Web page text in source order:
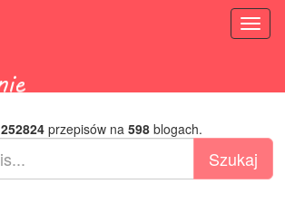
252824przepisów na 598blogach.